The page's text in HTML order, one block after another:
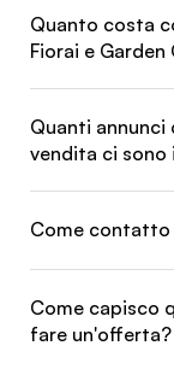
Quanto costa
Fiorai e
Quanti annunci
vendita ci sono
Come contatto
Come capisco
fare un'offerta?